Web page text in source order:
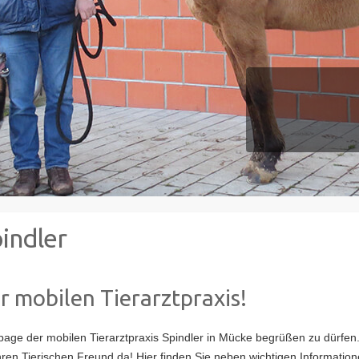
mobilen Tierarztpraxis!
der mobilen Tierarztpraxis Spindler in Mücke begrüßen zu
Tierischen Freund da! Hier finden Sie neben wichtigen